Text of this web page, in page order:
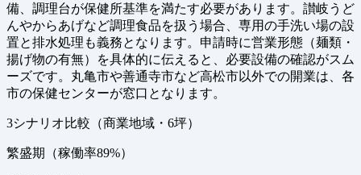
備、調理台が保健所基準を満たす必要があります。讃岐うど
んやからあげなど調理食品を扱う場合、専用の手洗い場の設
置と排水処理も義務となります。申請時に営業形態（麺類・
揚げ物の有無）を具体的に伝えると、必要設備の確認がスム
ーズです。丸亀市や善通寺市など高松市以外での開業は、各
市の保健センターが窓口となります。
3シナリオ比較（商業地域・6坪）
繁盛期（稼働率89%）